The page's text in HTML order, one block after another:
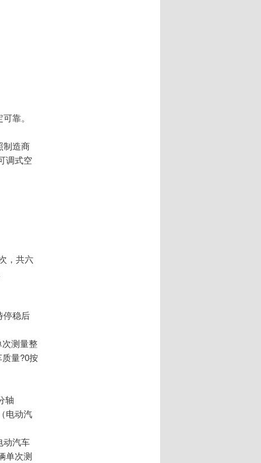
靠。
制造商
调式空
，共六
停稳后
测量整
量?0按
轴
电动汽
动汽车
单次测